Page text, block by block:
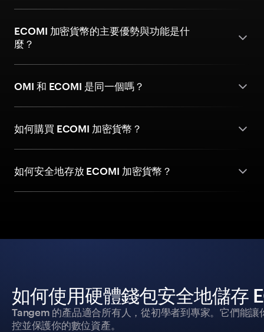
ECOMI 加密貨幣的主要優勢與功能是什
麼？
OMI 和 ECOMI 是同一個嗎？
如何購買 ECOMI 加密貨幣？
如何安全地存放 ECOMI 加密貨幣？
如何使用硬體錢包安全地儲存
Tangem 的產品適合所有人，從初學者到專家。它們能
控並保護你的數位資產。